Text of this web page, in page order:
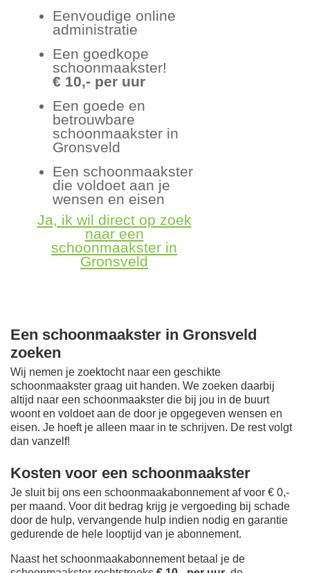
Eenvoudige online
administratie
Een goedkope
schoonmaakster!
€ 10,- per uur
Een goede en
betrouwbare
schoonmaakster in
Gronsveld
Een schoonmaakster
die voldoet aan je
wensen en eisen
Ja, ik wil direct op zoek
naar een
schoonmaakster in
Gronsveld
Een schoonmaakster in Gronsveld
zoeken
Wij nemen je zoektocht naar een geschikte
schoonmaakster graag uit handen. We zoeken daarbij
altijd naar een schoonmaakster die bij jou in de buurt
woont en voldoet aan de door je opgegeven wensen en
eisen. Je hoeft je alleen maar in te schrijven. De rest volgt
dan vanzelf!
Kosten voor een schoonmaakster
Je sluit bij ons een schoonmaakabonnement af voor € 0,-
per maand. Voor dit bedrag krijg je vergoeding bij schade
door de hulp, vervangende hulp indien nodig en garantie
gedurende de hele looptijd van je abonnement.
Naast het schoonmaakabonnement betaal je de